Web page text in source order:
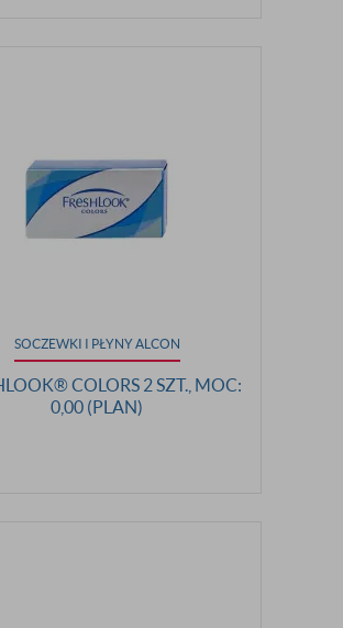
SOCZEWKI I PŁYNY ALCON
COLORS 2 SZT., MOC:
0,00 (PLAN)